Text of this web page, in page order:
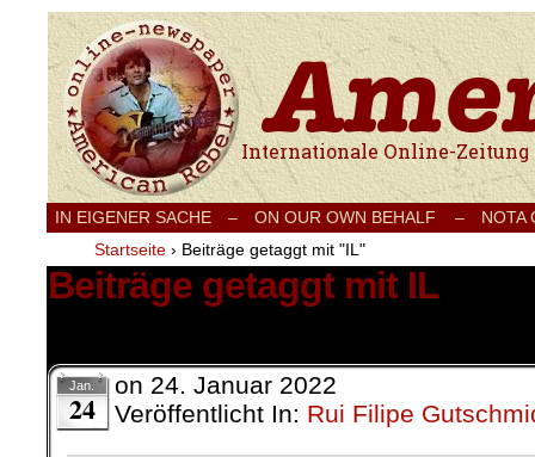
Internationale Onlinezeitung für Frieden,
IN EIGENER SACHE – ON OUR OWN BEHALF –
NOTA
Startseite › Beiträge getaggt mit "IL"
Beiträge getaggt mit IL
Jan.
24
on 24. Januar 2022
Veröffentlicht In: Rui Filipe